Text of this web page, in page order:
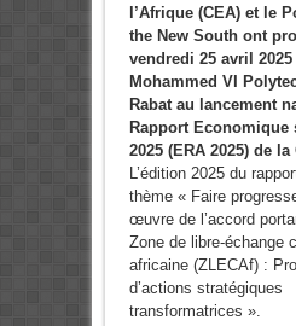
l’Afrique (CEA) et le
the New South ont
vendredi 25 avril 2025
Mohammed VI
Rabat au lancement
Rapport Economique
2025 (ERA 2025) de la
L’édition 2025 du
thème « Faire
œuvre de l’accord
Zone de libre-échange
africaine (ZLECAf) :
d’actions stratégiques
transformatrices ».